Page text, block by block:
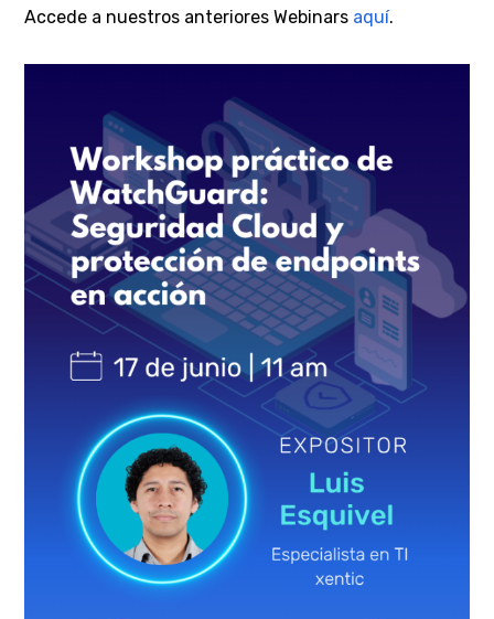
Accede a nuestros anteriores Webinars aquí.